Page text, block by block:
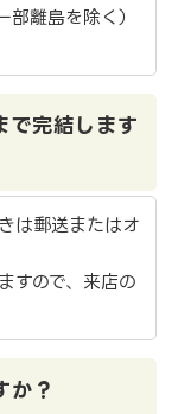
部離島を除く）
で完結します
は郵送またはオ
すので、来店の
か？